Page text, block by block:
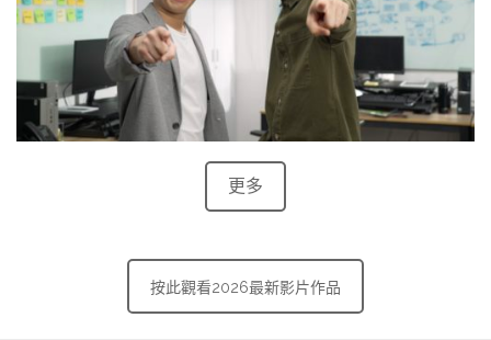
更多
按此觀看2026最新影片作品